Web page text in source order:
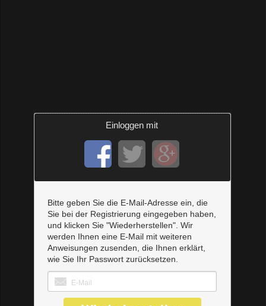
Einloggen mit
Bitte geben Sie die E-Mail-Adresse ein, die
Sie bei der Registrierung eingegeben haben,
und klicken Sie "Wiederherstellen". Wir
werden Ihnen eine E-Mail mit weiteren
Anweisungen zusenden, die Ihnen erklärt,
wie Sie Ihr Passwort zurücksetzen.